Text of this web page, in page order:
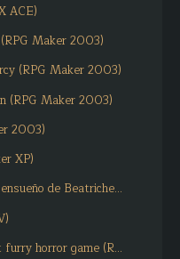
ACE)
Maker 2003)
(RPG Maker 2003)
(RPG Maker 2003)
2003)
XP)
de Beatriche...
horror game (R...